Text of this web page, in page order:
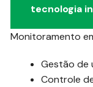
tecnologia
Monitoramento
Gestão de
Controle